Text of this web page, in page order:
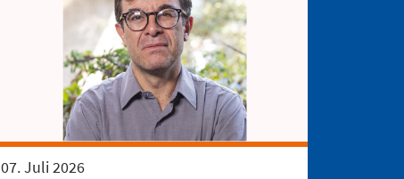
07. Juli 2026